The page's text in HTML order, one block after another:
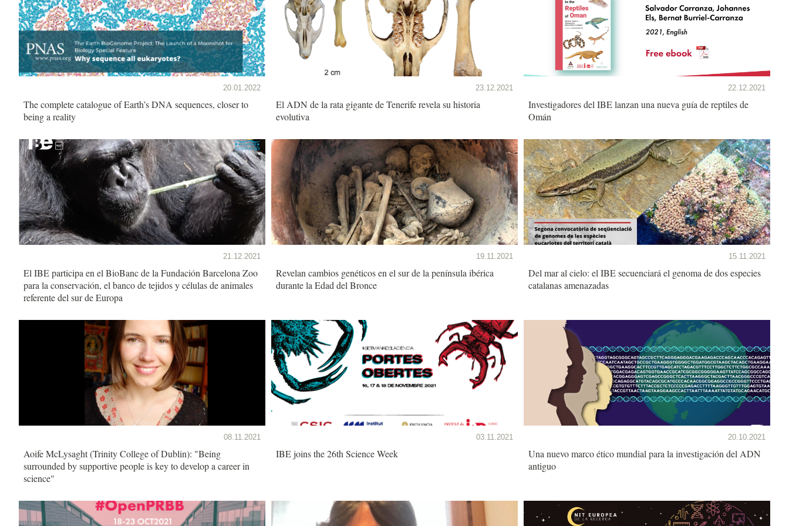
20.01.2022
The complete catalogue of Earth’s DNA sequences, closer to
being a reality
23.12.2021
El ADN de la rata gigante de Tenerife revela su historia
evolutiva
22.12.2021
Investigadores del IBE lanzan una nueva guía de reptiles de
Omán
21.12.2021
El IBE participa en el BioBanc de la Fundación Barcelona Zoo
para la conservación, el banco de tejidos y células de animales
referente del sur de Europa
19.11.2021
Revelan cambios genéticos en el sur de la península ibérica
durante la Edad del Bronce
15.11.2021
Del mar al cielo: el IBE secuenciará el genoma de dos especies
catalanas amenazadas
08.11.2021
Aoife McLysaght (Trinity College of Dublin): "Being
surrounded by supportive people is key to develop a career in
science"
03.11.2021
IBE joins the 26th Science Week
20.10.2021
Una nuevo marco ético mundial para la investigación del ADN
antiguo